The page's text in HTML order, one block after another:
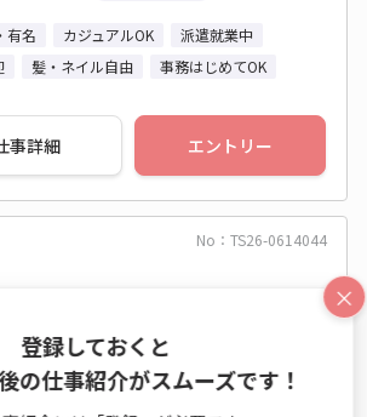
有名 カジュアルOK
派遣就業中
髪・ネイル自由 事務はじめてOK
事詳細 エントリー
No：TS26-0614044
×
登録しておくと
の仕事紹介がスムーズです！